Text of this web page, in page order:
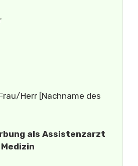
Herr [Nachname des
als Assistenzarzt